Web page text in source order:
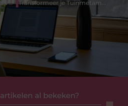
al bekeken?
Deventer Zonwering Gids voor Lokale Huiseigenaren